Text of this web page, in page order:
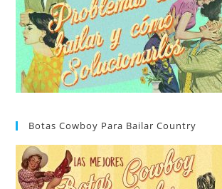
Botas Cowboy Para Bailar Country